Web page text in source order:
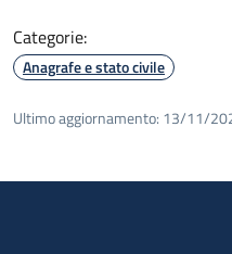
Categorie:
Anagrafe e stato civile
Ultimo aggiornamento: 13/11/